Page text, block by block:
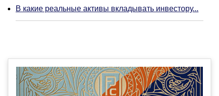
В какие реальные активы вкладывать инвестору...